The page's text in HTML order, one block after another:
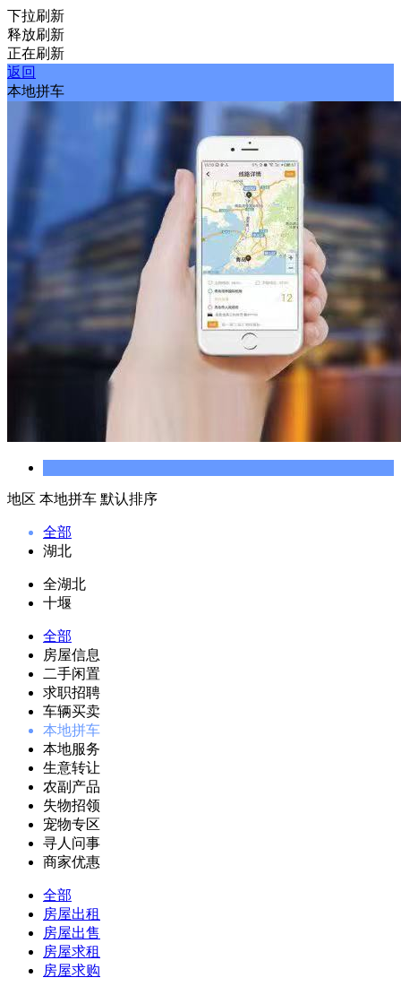
下拉刷新
释放刷新
正在刷新
返回
本地拼车
地区 本地拼车 默认排序
全部
湖北
全湖北
十堰
全部
房屋信息
二手闲置
求职招聘
车辆买卖
本地拼车
本地服务
生意转让
农副产品
失物招领
宠物专区
寻人问事
商家优惠
全部
房屋出租
房屋出售
房屋求租
房屋求购